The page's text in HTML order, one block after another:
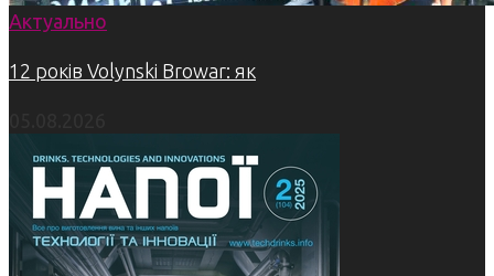
Актуально
12 років Volynski Browar: як